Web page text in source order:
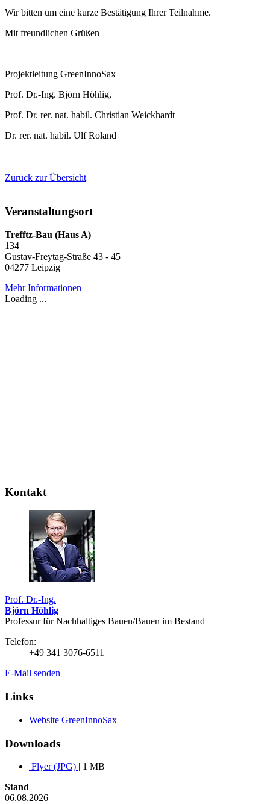
Wir bitten um eine kurze Bestätigung Ihrer Teilnahme.
Mit freundlichen Grüßen
Projektleitung GreenInnoSax
Prof. Dr.-Ing. Björn Höhlig,
Prof. Dr. rer. nat. habil. Christian Weickhardt
Dr. rer. nat. habil. Ulf Roland
Zurück zur Übersicht
Veranstaltungsort
Trefftz-Bau (Haus A)
134
Gustav-Freytag-Straße 43 - 45
04277 Leipzig
Mehr Informationen
Loading ...
Kontakt
Prof. Dr.-Ing.
Björn Höhlig
Professur für Nachhaltiges Bauen/Bauen im Bestand
Telefon:
+49 341 3076-6511
E-Mail senden
Links
Website GreenInnoSax
Downloads
Flyer (JPG) | 1 MB
Stand
06.08.2026